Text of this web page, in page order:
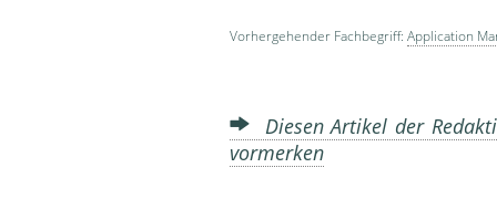
Vorhergehender Fachbegriff: Application
Diesen Artikel der
vormerken